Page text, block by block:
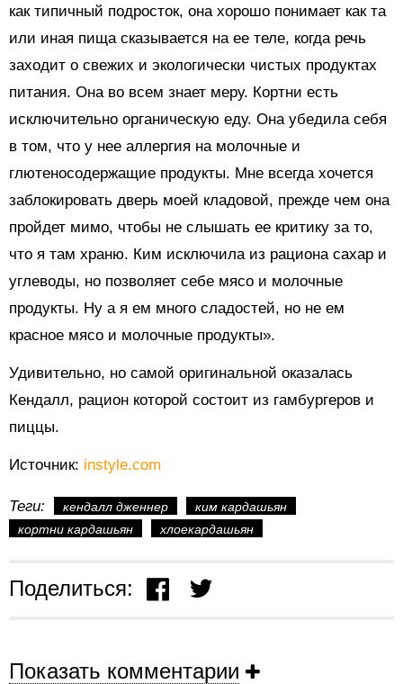
как типичный подросток, она хорошо понимает как та
или иная пища сказывается на ее теле, когда речь
заходит о свежих и экологически чистых продуктах
питания. Она во всем знает меру. Кортни есть
исключительно органическую еду. Она убедила себя
в том, что у нее аллергия на молочные и
глютеносодержащие продукты. Мне всегда хочется
заблокировать дверь моей кладовой, прежде чем она
пройдет мимо, чтобы не слышать ее критику за то,
что я там храню. Ким исключила из рациона сахар и
углеводы, но позволяет себе мясо и молочные
продукты. Ну а я ем много сладостей, но не ем
красное мясо и молочные продукты».
Удивительно, но самой оригинальной оказалась
Кендалл, рацион которой состоит из гамбургеров и
пиццы.
Источник: instyle.com
Теги: кендалл дженнер
ким кардашьян
кортни кардашьян
хлоекардашьян
Поделиться:
Показать комментарии